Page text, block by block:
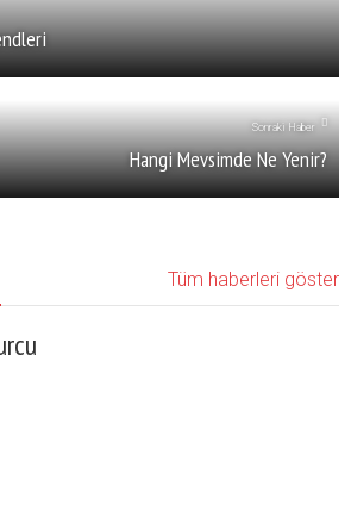
Sonraki Haber
Hangi Mevsimde Ne Yenir?
Tüm haberleri göster